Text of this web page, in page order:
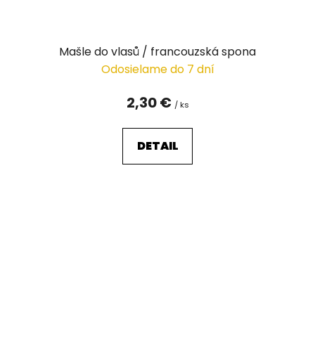
Mašle do vlasů / francouzská spona
Odosielame do 7 dní
2,30 € / ks
DETAIL